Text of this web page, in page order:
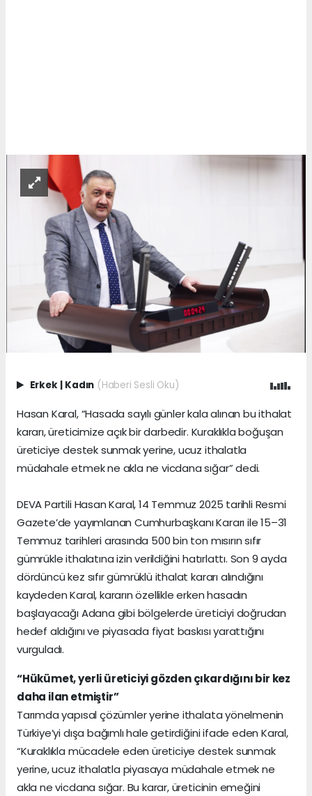
Erkek Kadın (Haberi Sesli Oku)
Hasan Karal, “Hasada sayılı günler kala alınan bu ithalat
kararı, üreticimize açık bir darbedir. Kuraklıkla boğuşan
üreticiye destek sunmak yerine, ucuz ithalatla
müdahale etmek ne akla ne vicdana sığar” dedi.
DEVA Partili Hasan Karal, 14 Temmuz 2025 tarihli Resmi
Gazete’de yayımlanan Cumhurbaşkanı Kararı ile 15–31
Temmuz tarihleri arasında 500 bin ton mısırın sıfır
gümrükle ithalatına izin verildiğini hatırlattı. Son 9 ayda
dördüncü kez sıfır gümrüklü ithalat kararı alındığını
kaydeden Karal, kararın özellikle erken hasadın
başlayacağı Adana gibi bölgelerde üreticiyi doğrudan
hedef aldığını ve piyasada fiyat baskısı yarattığını
vurguladı.
“Hükümet, yerli üreticiyi gözden çıkardığını bir kez
daha ilan etmiştir”
Tarımda yapısal çözümler yerine ithalata yönelmenin
Türkiye’yi dışa bağımlı hale getirdiğini ifade eden Karal,
“Kuraklıkla mücadele eden üreticiye destek sunmak
yerine, ucuz ithalatla piyasaya müdahale etmek ne
akla ne vicdana sığar. Bu karar, üreticinin emeğini